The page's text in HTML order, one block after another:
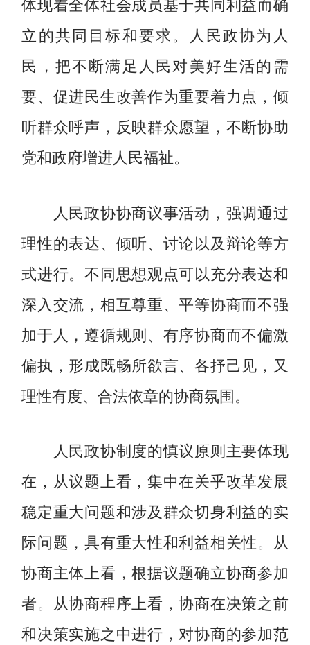
立的共同目标和要求。人民政协为人
民，把不断满足人民对美好生活的需
要、促进民生改善作为重要着力点，倾
听群众呼声，反映群众愿望，不断协助
党和政府增进人民福祉。
人民政协协商议事活动，强调通过
理性的表达、倾听、讨论以及辩论等方
式进行。不同思想观点可以充分表达和
深入交流，相互尊重、平等协商而不强
加于人，遵循规则、有序协商而不偏激
偏执，形成既畅所欲言、各抒己见，又
理性有度、合法依章的协商氛围。
人民政协制度的慎议原则主要体现
在，从议题上看，集中在关乎改革发展
稳定重大问题和涉及群众切身利益的实
际问题，具有重大性和利益相关性。从
协商主体上看，根据议题确立协商参加
者。从协商程序上看，协商在决策之前
和决策实施之中进行，对协商的参加范